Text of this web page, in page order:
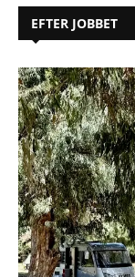
EFTER JOBBET